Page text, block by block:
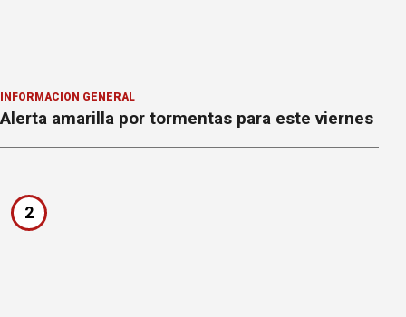
INFORMACION GENERAL
Alerta amarilla por tormentas para este viernes
2